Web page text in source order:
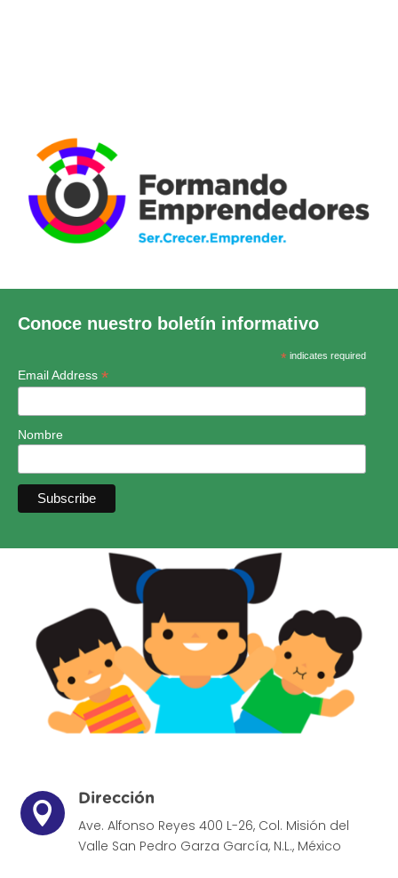
Conoce nuestro boletín informativo
*indicates required
Email Address *
Nombre

Dirección
Ave. Alfonso Reyes 400 L-26, Col. Misión del
Valle San Pedro Garza García, N.L., México